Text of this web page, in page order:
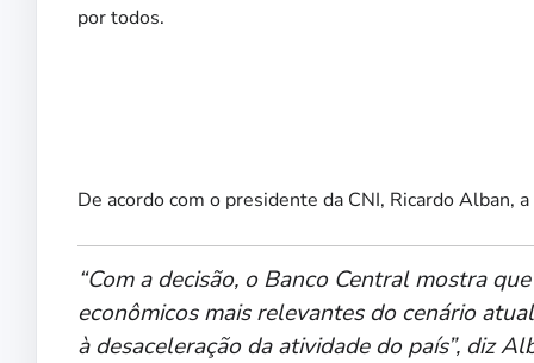
por todos.
De acordo com o presidente da CNI, Ricardo Alban,
“Com a decisão, o Banco Central mostra
econômicos mais relevantes do cenário
à desaceleração da atividade do país”, diz